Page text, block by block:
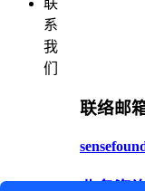
系
我
们
联络邮